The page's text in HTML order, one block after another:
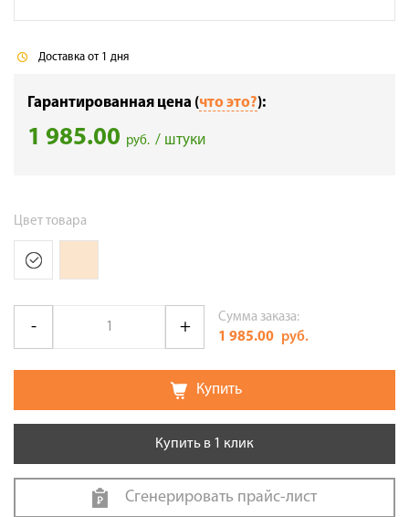
Доставка от 1 дня
Гарантированная цена (что это?):
1 985.00 руб. / штуки
Цвет товара
Сумма заказа:
1 985.00 руб.
Купить
Купить в 1 клик
Сгенерировать прайс-лист